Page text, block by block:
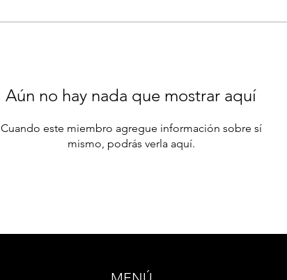
Aún no hay nada que mostrar aquí
Cuando este miembro agregue información sobre sí
mismo, podrás verla aquí.